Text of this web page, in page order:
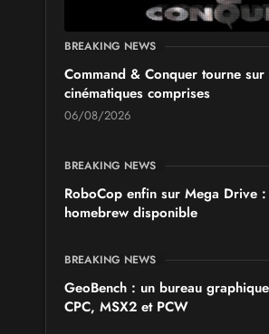
BREAKING NEWS
Command & Conquer tourne sur
cinématiques comprises
06/08/2026
BREAKING NEWS
RoboCop enfin sur Mega Drive
homebrew disponible
BREAKING NEWS
GeoBench : un bureau
CPC, MSX2 et PCW